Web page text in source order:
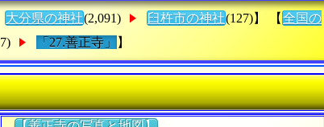
大分県の神社(2,091) 臼杵市の神社(127)】 【 全国の
「27.善正寺」 】